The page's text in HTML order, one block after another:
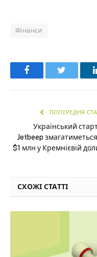
Фінанси
Facebook
ПОПЕРЕДНЯ
Український
Jetbeep
$1 млн у Кремнієвій
СХОЖІ СТАТТІ